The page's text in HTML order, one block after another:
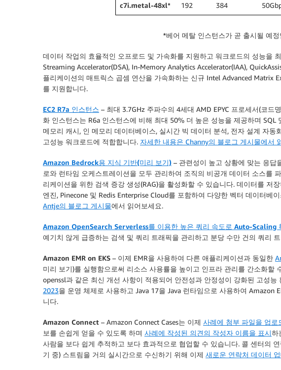
c7i.metal-48xl* 192 384
*베어 메탈 인스턴스가 곧 출시될 예
데이터 작업의 효율적인 오프로드 및 가속화를 지원하고 워크로드의 성능을
Streaming Accelerator(DSA), In-Memory Analytics Accelerator(IAA),
플리케이션의 매트릭스 곱셈 연산을 가속화하는 신규 Intel Advanced Matrix
를 지원합니다.
EC2 R7a 인스턴스 – 최대 3.7GHz 주파수의 4세대 AMD EPYC 프로세서(코드
화 인스턴스는 R6a 인스턴스에 비해 최대 50% 더 높은 성능을 제공하며 SQL
메모리 캐시, 인 메모리 데이터베이스, 실시간 빅 데이터 분석, 전자 설계 자동
고성능 워크로드에 적합합니다. 자세한 내용은 Channy의 블로그 게시물에서
Amazon Bedrock용 지식 기반(미리 보기) – 관련성이 높고 상황에 맞는 응답
로와 런타임 오케스트레이션을 모두 관리하여 조직의 비공개 데이터 소스를
리케이션을 위한 검색 증강 생성(RAG)을 활성화할 수 있습니다. 데이터를 저
엔진, Pinecone 및 Redis Enterprise Cloud를 포함하여 다양한 벡터 데이터베
Antje의 블로그 게시물에서 읽어보세요.
Amazon OpenSearch Serverless를 이용한 높은 쿼리 속도로 Auto-Scaling
예기치 않게 급증하는 검색 및 쿼리 트래픽을 관리하고 분당 수만 건의 쿼리
Amazon EMR on EKS – 이제 EMR을 사용하여 다른 애플리케이션과 동일한
미리 보기)를 실행함으로써 리소스 사용률을 높이고 인프라 관리를 간소화할
openssl과 같은 최신 개선 사항이 적용되어 안전성과 안정성이 강화된 고성능
2023을 운영 체제로 사용하고 Java 17을 Java 런타임으로 사용하여 Amazon
니다.
Amazon Connect – Amazon Connect Cases는 이제 사례에 첨부 파일을 업로
보를 손쉽게 얻을 수 있도록 하며 사례에 작성된 의견의 작성자 이름을 표시하
사람을 보다 쉽게 추적하고 보다 효과적으로 협업할 수 있습니다. 콜 센터의
기 중) 스트림을 거의 실시간으로 수신하기 위해 이제 새로운 연락처 데이터